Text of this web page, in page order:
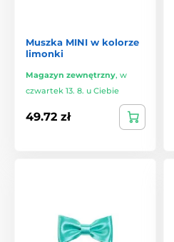
Muszka MINI w kolorze
limonki
Magazyn zewnętrzny, w
czwartek 13. 8. u Ciebie
49.72 zł